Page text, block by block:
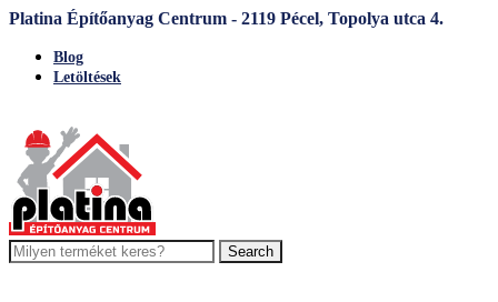
Platina Építőanyag Centrum - 2119 Pécel, Topolya utca 4.
Blog
Letöltések
Search